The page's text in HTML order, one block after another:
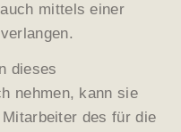
mittels einer
dieses
nehmen, kann sie
des für die